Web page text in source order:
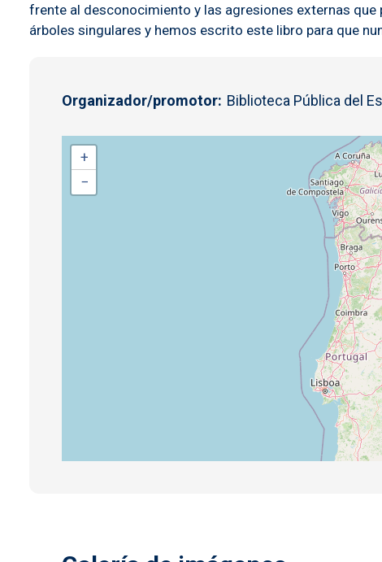
frente al desconocimiento y las agresiones externas
árboles singulares y hemos escrito este libro para que
Organizador/promotor Biblioteca Pública del
+
−